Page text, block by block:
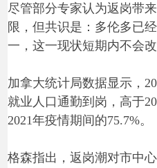
尽管部分专家认为返岗带
限，但共识是：多伦多已
一，这一现状短期内不会改
加拿大统计局数据显示，
就业人口通勤到岗，高于
2021年疫情期间的75.7%。
格森指出，返岗潮对市中